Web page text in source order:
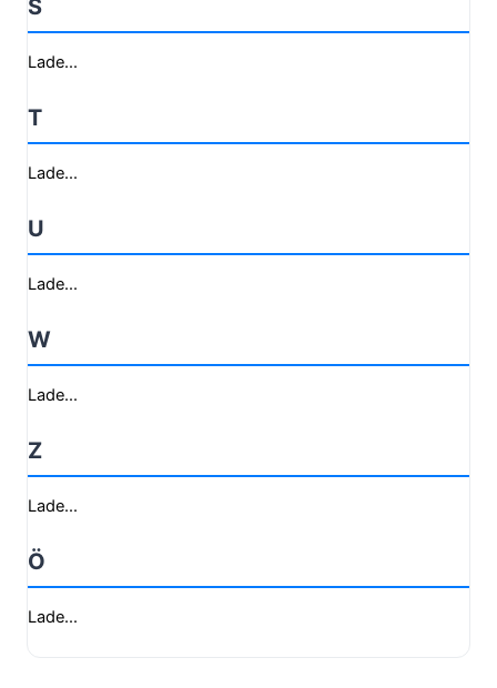
S
Lade...
T
Lade...
U
Lade...
W
Lade...
Z
Lade...
Ö
Lade...